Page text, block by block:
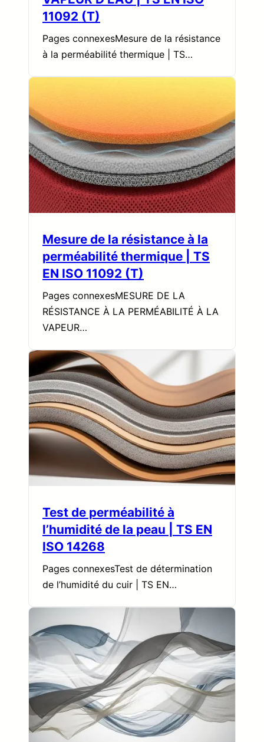
11092 (T)
Pages connexesMesure de la résistance
à la perméabilité thermique | TS…
Mesure de la résistance à la
perméabilité thermique | TS
EN ISO 11092 (T)
Pages connexesMESURE DE LA
RÉSISTANCE À LA PERMÉABILITÉ À LA
VAPEUR…
Test de perméabilité à
l’humidité de la peau | TS EN
ISO 14268
Pages connexesTest de détermination
de l’humidité du cuir | TS EN…